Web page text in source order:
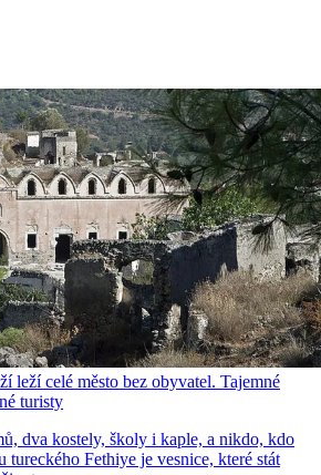
leží celé město bez obyvatel. Tajemné
turisty
dva kostely, školy i kaple, a nikdo, kdo
Fethiye je vesnice, které stát